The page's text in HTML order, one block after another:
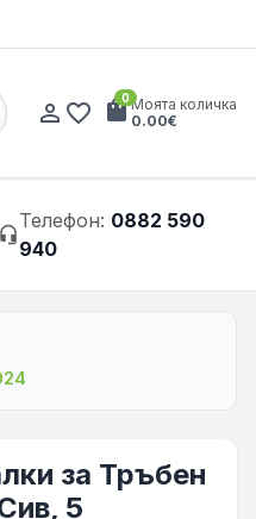
person_outline favorite_border shopping_bag
0Моята количка
0.00€
headset_mic
Телефон: 0882 590
940
за Тръбен
5